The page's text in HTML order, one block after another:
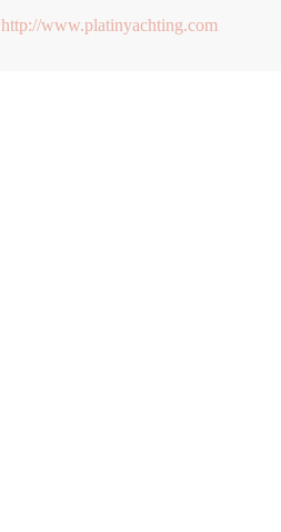
http://www.platinyachting.com